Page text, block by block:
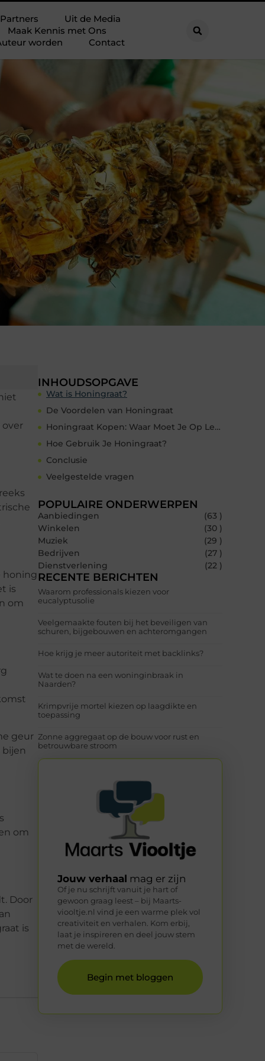
Partners
Uit de Media
Maak Kennis met Ons
worden
Contact
honing
is
om
geur
bijen
om
Door
is
INHOUDSOPGAVE
Wat is Honingraat?
De Voordelen van Honingraat
Honingraat Kopen: Waar Moet Je Op Letten?
Hoe Gebruik Je Honingraat?
Conclusie
Veelgestelde vragen
POPULAIRE ONDERWERPEN
Aanbiedingen
(63 )
Winkelen
(30 )
Muziek
(29 )
Bedrijven
(27 )
Dienstverlening
(22 )
RECENTE BERICHTEN
Waarom professionals kiezen voor
eucalyptusolie
Veelgemaakte fouten bij het beveiligen van
schuren, bijgebouwen en achteromgangen
Hoe krijg je meer autoriteit met backlinks?
Wat te doen na een woninginbraak in
Naarden?
Krimpvrije mortel kiezen op laagdikte en
toepassing
Zonne aggregaat op de bouw voor rust en
betrouwbare stroom
Jouw verhaal mag er zijn
Of je nu schrijft vanuit je hart of
gewoon graag leest – bij Maarts-
viooltje.nl vind je een warme plek vol
creativiteit en verhalen. Kom erbij,
laat je inspireren en deel jouw stem
met de wereld.
Begin met bloggen